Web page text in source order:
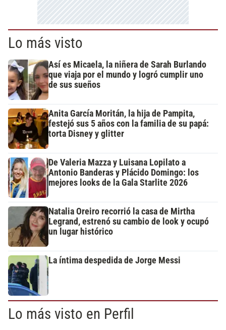
Lo más visto
Así es Micaela, la niñera de Sarah Burlando
que viaja por el mundo y logró cumplir uno
de sus sueños
Anita García Moritán, la hija de Pampita,
festejó sus 5 años con la familia de su papá:
torta Disney y glitter
De Valeria Mazza y Luisana Lopilato a
Antonio Banderas y Plácido Domingo: los
mejores looks de la Gala Starlite 2026
Natalia Oreiro recorrió la casa de Mirtha
Legrand, estrenó su cambio de look y ocupó
un lugar histórico
La íntima despedida de Jorge Messi
Lo más visto en Perfil